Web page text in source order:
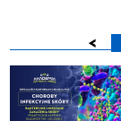
<